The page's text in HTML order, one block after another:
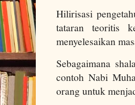
Hilirisasi
tataran teoritis
menyelesaikan
Sebagaimana
contoh Nabi
orang untuk